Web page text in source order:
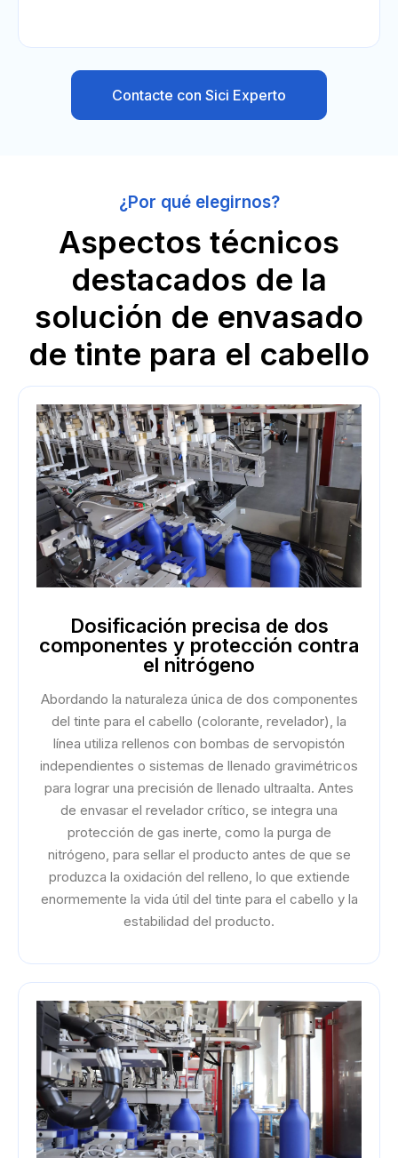
Contacte con Sici Experto
¿Por qué elegirnos?
Aspectos técnicos
destacados de la
solución de envasado
de tinte para el cabello
Dosificación precisa de dos
componentes y protección contra
el nitrógeno
Abordando la naturaleza única de dos componentes
del tinte para el cabello (colorante, revelador), la
línea utiliza rellenos con bombas de servopistón
independientes o sistemas de llenado gravimétricos
para lograr una precisión de llenado ultraalta. Antes
de envasar el revelador crítico, se integra una
protección de gas inerte, como la purga de
nitrógeno, para sellar el producto antes de que se
produzca la oxidación del relleno, lo que extiende
enormemente la vida útil del tinte para el cabello y la
estabilidad del producto.